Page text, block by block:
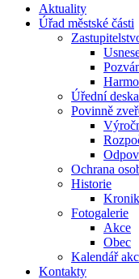
Aktuality
Úřad městské části
Úřední deska
Povinně
Ochrana
Historie
Fotogalerie
Akce
Obec
Kalendář
Kontakty